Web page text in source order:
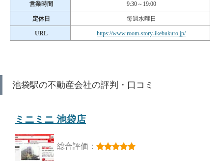
営業時間 9:30～19:00
定休日 毎週水曜日
URL https://www.room-story-ikebukuro.jp/
池袋駅の不動産会社の評判・口コミ
ミニミニ 池袋店
総合評価：